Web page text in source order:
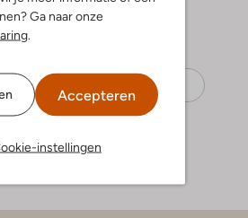
Ga naar onze
Accepteren
instellingen
Candice Cooper Suède